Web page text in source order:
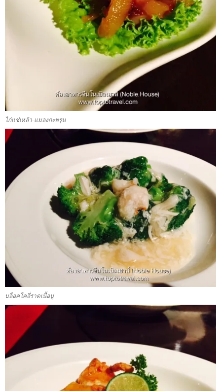
ไก่แช่เหล้า-แมลงกะพรุน
บล็อคโคลี่ราดเนื้อปู